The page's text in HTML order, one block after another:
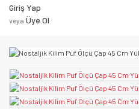
Giriş Yap
veya Üye Ol